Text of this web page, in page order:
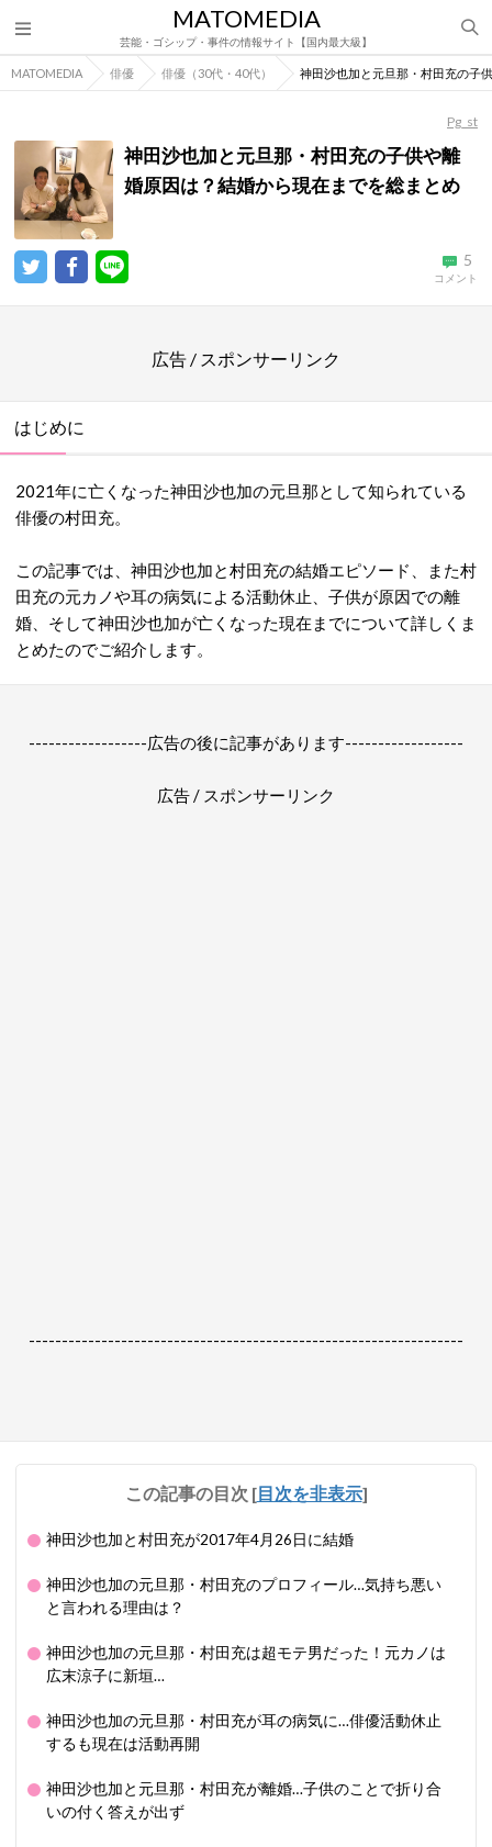
MATOMEDIA
芸能・ゴシップ・事件の情報サイト【国内最大級】
MATOMEDIA 俳優 俳優（30代・40代） 神田沙也加と元旦那・村田充の子
Pg_st
神田沙也加と元旦那・村田充の子供や離
婚原因は？結婚から現在までを総まとめ
5
コメント
広告 / スポンサーリンク
はじめに
2021年に亡くなった神田沙也加の元旦那として知られている
俳優の村田充。
この記事では、神田沙也加と村田充の結婚エピソード、また村
田充の元カノや耳の病気による活動休止、子供が原因での離
婚、そして神田沙也加が亡くなった現在までについて詳しくま
とめたのでご紹介します。
------------------広告の後に記事があります------------------
広告 / スポンサーリンク
------------------------------------------------------------------
この記事の目次 [目次を非表示]
神田沙也加と村田充が2017年4月26日に結婚
神田沙也加の元旦那・村田充のプロフィール…気持ち悪い
と言われる理由は？
神田沙也加の元旦那・村田充は超モテ男だった！元カノは
広末涼子に新垣…
神田沙也加の元旦那・村田充が耳の病気に…俳優活動休止
するも現在は活動再開
神田沙也加と元旦那・村田充が離婚…子供のことで折り合
いの付く答えが出ず